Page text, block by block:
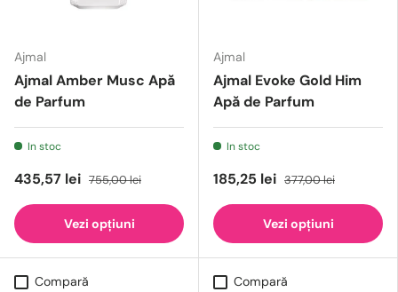
Ajmal
Ajmal Amber Musc Apă
de Parfum
In stoc
435,57 lei 755,00 lei
Vezi opțiuni
Ajmal
Ajmal Evoke Gold Him
Apă de Parfum
In stoc
185,25 lei 377,00 lei
Vezi opțiuni
Compară Compară